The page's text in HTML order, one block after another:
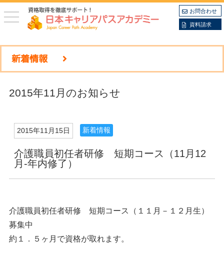
toggle
navigation
お問合わせ
資料請求
新着情報
2015年11月のお知らせ
2015年11月15日 新着情報
介護職員初任者研修 短期コース（11月12
月-年内修了）
介護職員初任者研修 短期コース（１１月－１２月生）
募集中
約１．５ヶ月で資格が取れます。